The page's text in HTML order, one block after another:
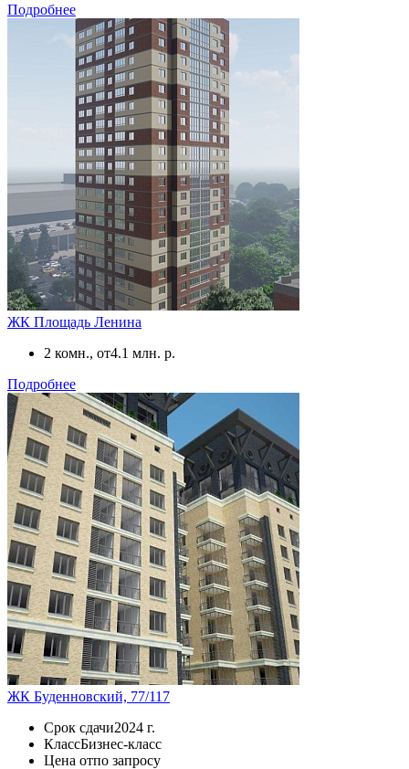
Подробнее
ЖК Площадь Ленина
2 комн., от4.1 млн. р.
Подробнее
ЖК Буденновский, 77/117
Срок сдачи2024 г.
КлассБизнес-класс
Цена отпо запросу